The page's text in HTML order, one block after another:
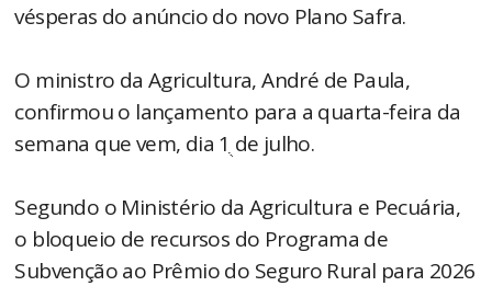
vésperas do anúncio do novo Plano Safra.
O ministro da Agricultura, André de Paula,
confirmou o lançamento para a quarta-feira da
semana que vem, dia 1ֻ de julho.
Segundo o Ministério da Agricultura e Pecuária,
o bloqueio de recursos do Programa de
Subvenção ao Prêmio do Seguro Rural para 2026